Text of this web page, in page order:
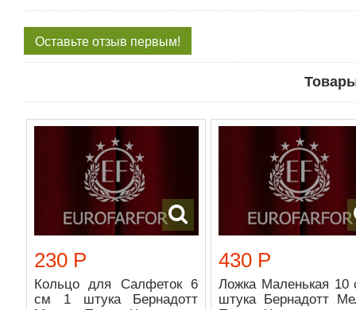
Оставьте отзыв первым!
230 Р
Кольцо для Салфеток 6
см 1 штука Бернадотт
430 Р
Ложка Маленькая 10
штука Бернадотт